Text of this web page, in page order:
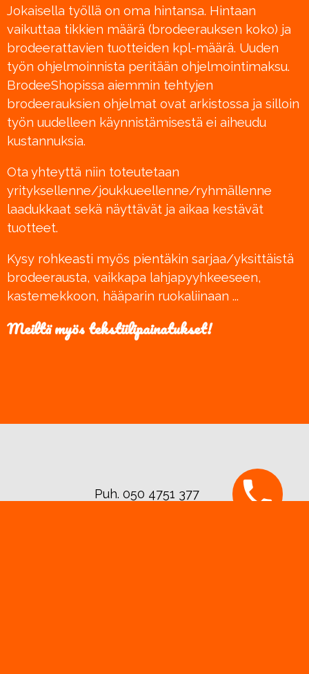
Jokaisella työllä on oma hintansa. Hintaan
vaikuttaa tikkien määrä (brodeerauksen koko) ja
brodeerattavien tuotteiden kpl-määrä. Uuden
työn ohjelmoinnista peritään ohjelmointimaksu.
BrodeeShopissa aiemmin tehtyjen
brodeerauksien ohjelmat ovat arkistossa ja silloin
työn uudelleen käynnistämisestä ei aiheudu
kustannuksia.
Ota yhteyttä niin toteutetaan
yrityksellenne/joukkueellenne/ryhmällenne
laadukkaat sekä näyttävät ja aikaa kestävät
tuotteet.
Kysy rohkeasti myös pientäkin sarjaa/yksittäistä
brodeerausta, vaikkapa lahjapyyhkeeseen,
kastemekkoon, hääparin ruokaliinaan ...
Meiltä myös tekstiilipainatukset!
Puh. 050 4751 377